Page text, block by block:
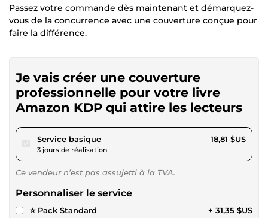
Passez votre commande dès maintenant et démarquez-
vous de la concurrence avec une couverture conçue pour
faire la différence.
Je vais créer une couverture
professionnelle pour votre livre
Amazon KDP qui attire les lecteurs
Service basiquepour 17,34 $US
3 jours de réalisation
18,81 $US
Ce vendeur n’est pas assujetti à la TVA.
Personnaliser le service
⭐ Pack Standard + 31,35 $US